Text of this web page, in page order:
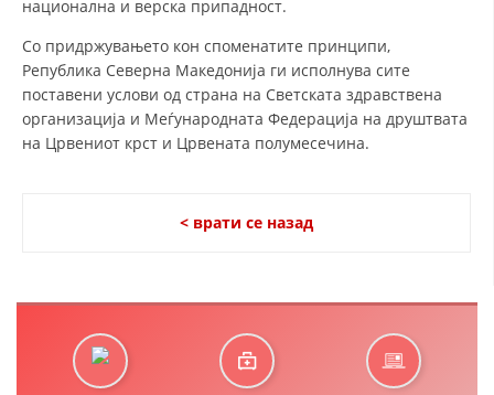
ИСТОРИЈАТ НА ЦКРСМ
ИСТОРИЈАТ НА ДВИЖЕЊЕТО
СТРУКТУРА НА ОРГАНИЗАЦИЈАТА
КОНТАКТ ИНФОРМАЦИИ
национална и верска припадност.
Со придржувањето кон споменатите принципи,
Република Северна Македонија ги исполнува сите
поставени услови од страна на Светската здравствена
организација и Меѓународната Федерација на друштвата
на Црвениот крст и Црвената полумесечина.
< врати се назад